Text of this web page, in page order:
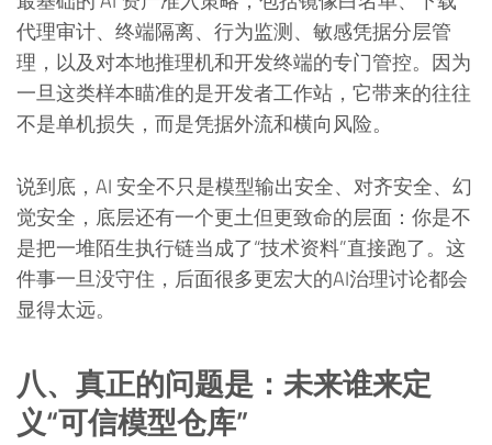
代理审计、终端隔离、行为监测、敏感凭据分层管
理，以及对本地推理机和开发终端的专门管控。因为
一旦这类样本瞄准的是开发者工作站，它带来的往往
不是单机损失，而是凭据外流和横向风险。
说到底，AI 安全不只是模型输出安全、对齐安全、幻
觉安全，底层还有一个更土但更致命的层面：你是不
是把一堆陌生执行链当成了“技术资料”直接跑了。这
件事一旦没守住，后面很多更宏大的AI治理讨论都会
显得太远。
八、真正的问题是：未来谁来定
义“可信模型仓库”